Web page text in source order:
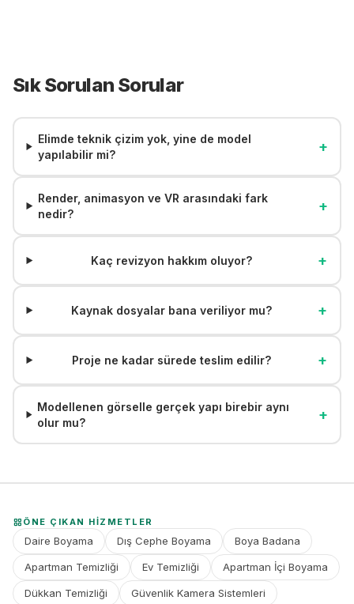
Sık Sorulan Sorular
Elimde teknik çizim yok, yine de model
yapılabilir mi?
+
Render, animasyon ve VR arasındaki fark
nedir?
+
Kaç revizyon hakkım oluyor? +
Kaynak dosyalar bana veriliyor mu? +
Proje ne kadar sürede teslim edilir? +
Modellenen görselle gerçek yapı birebir aynı
olur mu?
+
ÖNE ÇIKAN HIZMETLER
Daire Boyama Dış Cephe Boyama Boya Badana
Apartman Temizliği Ev Temizliği Apartman İçi Boyama
Dükkan Temizliği Güvenlik Kamera Sistemleri